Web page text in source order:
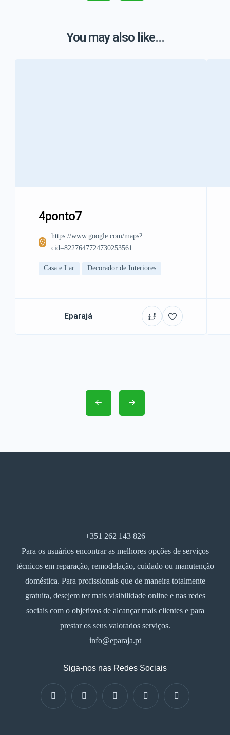
You may also like...
4ponto7
https://www.google.com/maps?
cid=8227647724730253561
Casa e Lar Decorador de Interiores
Eparajá
+351 262 143 826
Para os usuários encontrar as melhores opções de serviços
técnicos em reparação, remodelação, cuidado ou manutenção
doméstica. Para profissionais que de maneira totalmente
gratuita, desejem ter mais visibilidade online e nas redes
sociais com o objetivos de alcançar mais clientes e para
prestar os seus valorados serviços.
info@eparaja.pt
Siga-nos nas Redes Sociais